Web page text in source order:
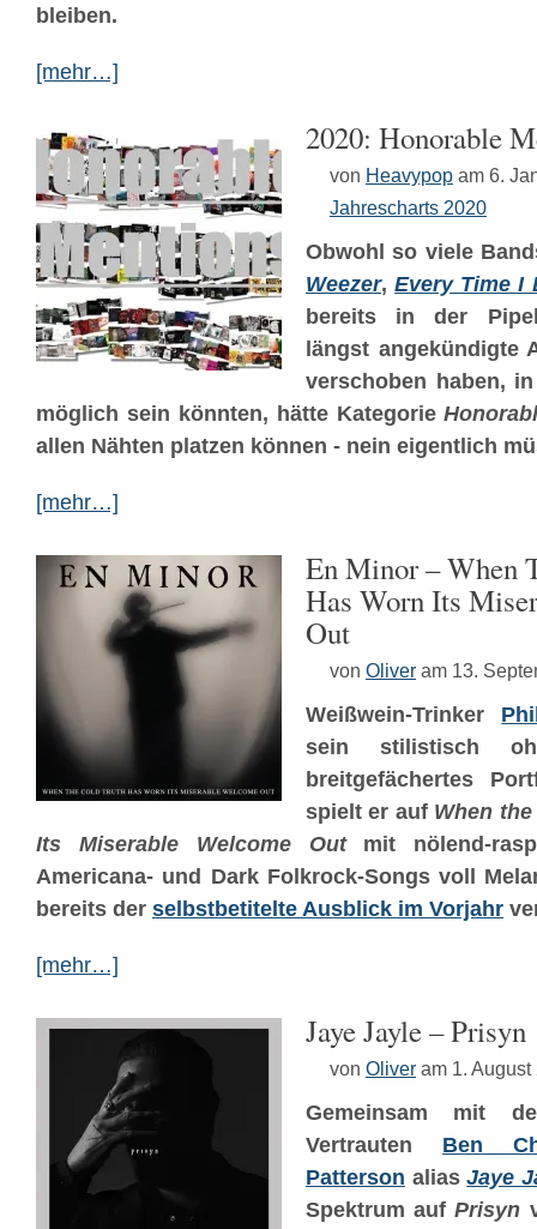
bleiben.
[mehr…]
2020: Honorable
von Heavypop am 6.
Jahrescharts 2020
Obwohl so viele
Weezer,Every Time I
bereits in der
längst angekündigte
verschoben haben,
möglich sein könnten, hätte Kategorie
allen Nähten platzen können - nein eigentlich
[mehr…]
En Minor – When
Has Worn Its
Out
von Oliver am 13.
Weißwein-Trinker
sein stilistisch
breitgefächertes
spielt er auf When
Its Miserable Welcome Outmit nölend-
Americana- und Dark Folkrock-Songs voll
bereits der selbstbetitelte Ausblick im Vorjahr
[mehr…]
Jaye Jayle – Prisyn
von Oliver am 1. August
Gemeinsam mit
Vertrauten Ben
Patterson aliasJaye
Spektrum aufPrisyn